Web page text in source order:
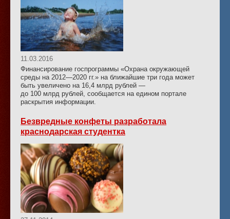
11.03.2016
Финансирование госпрограммы «Охрана окружающей
среды на 2012—2020 гг.» на ближайшие три года может
быть увеличено на 16,4 млрд рублей —
до 100 млрд рублей, сообщается на едином портале
раскрытия информации.
Безвредные конфеты разработала
краснодарская студентка